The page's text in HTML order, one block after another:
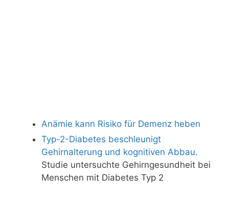
Anämie kann Risiko für Demenz heben
Typ-2-Diabetes beschleunigt
Gehirnalterung und kognitiven Abbau.
Studie untersuchte Gehirngesundheit bei
Menschen mit Diabetes Typ 2